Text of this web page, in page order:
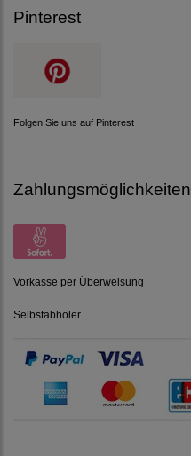
Pinterest
Folgen Sie uns auf Pinterest
Zahlungsmöglichkeiten
Vorkasse per Überweisung
Selbstabholer